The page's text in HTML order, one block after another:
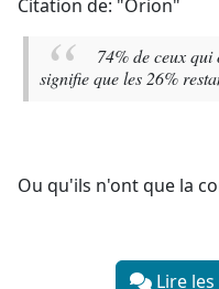
Citation de: "Orion"
74% de ceux
signifie que les 26%
Ou qu'ils n'ont que la
Lire les